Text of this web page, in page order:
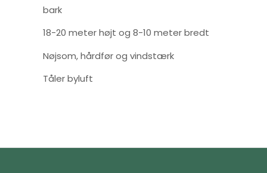
bark
18-20 meter højt og 8-10 meter bredt
Nøjsom, hårdfør og vindstærk
Tåler byluft